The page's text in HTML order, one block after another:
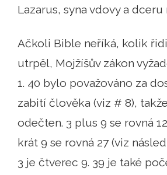
Lazarus, syna vdovy a dceru
Ačkoli Bible neříká, kolik
utrpěl, Mojžíšův zákon
1. 40 bylo považováno za
zabití člověka (viz # 8),
odečten. 3 plus 9 se rovná
krát 9 se rovná 27 (viz
3 je čtverec 9. 39 je také